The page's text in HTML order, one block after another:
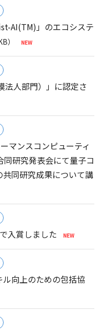
AI(TM)」のエコシステ
）
法人部門）」に認定さ
マンスコンピューティ
研究発表会にて量子コ
同研究成果について講
入賞しました
向上のための包括協